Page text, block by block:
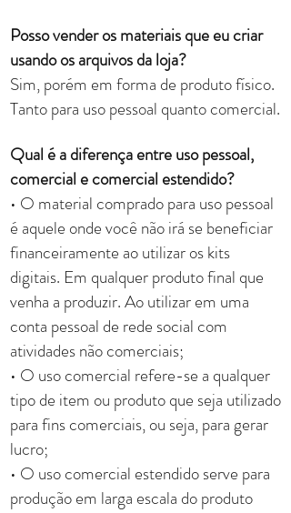
Posso vender os materiais que eu criar
usando os arquivos da loja?
Sim, porém em forma de produto físico.
Tanto para uso pessoal quanto comercial.
Qual é a diferença entre uso pessoal,
comercial e comercial estendido?
• O material comprado para uso pessoal
é aquele onde você não irá se beneficiar
financeiramente ao utilizar os kits
digitais. Em qualquer produto final que
venha a produzir. Ao utilizar em uma
conta pessoal de rede social com
atividades não comerciais;
• O uso comercial refere-se a qualquer
tipo de item ou produto que seja utilizado
para fins comerciais, ou seja, para gerar
lucro;
• O uso comercial estendido serve para
produção em larga escala do produto